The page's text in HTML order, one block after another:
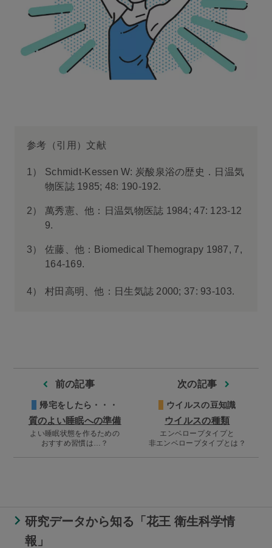
参考（引用）文献
1）
Schmidt-Kessen W: 炭酸泉浴の歴史．日温気
物医誌 1985; 48: 190-192.
2）
萬秀憲、他：日温気物医誌 1984; 47: 123-12
9.
3）
佐藤、他：Biomedical Themograpy 1987, 7,
164-169.
4） 村田高明、他：日生気誌 2000; 37: 93-103.
前の記事
帰宅をしたら・・・
質のよい睡眠への準備
よい睡眠状態を作るための
おすすめ習慣は…？
次の記事
ウイルスの豆知識
ウイルスの種類
エンベロープタイプと
非エンベロープタイプとは？
研究データから知る「花王 衛生科学情
報」